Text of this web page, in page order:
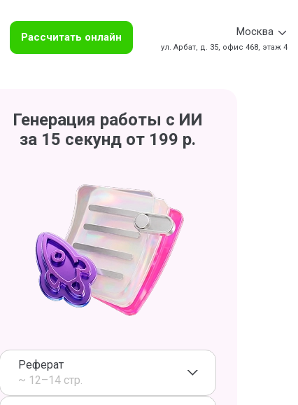
Рассчитать онлайн Москва
ул. Арбат, д. 35, офис 468, этаж 4
Генерация работы с ИИ
за 15 секунд от 199 р.
Реферат
~ 12–14 стр.